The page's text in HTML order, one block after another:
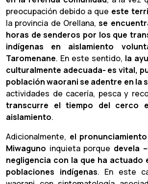
preocupación debido a que este
la provincia de Orellana,se
horas de senderos por los que
indígenas en aislamiento
Taromenane. En este sentido, la
culturalmente adecuada- es vital,
población waorani se adentre en la
actividades de cacería, pesca y
transcurre el tiempo del cerco
aislamiento.
Adicionalmente, el
Miwaguno inquieta porque devela
negligencia con la que ha actuado
poblaciones indígenas. En este